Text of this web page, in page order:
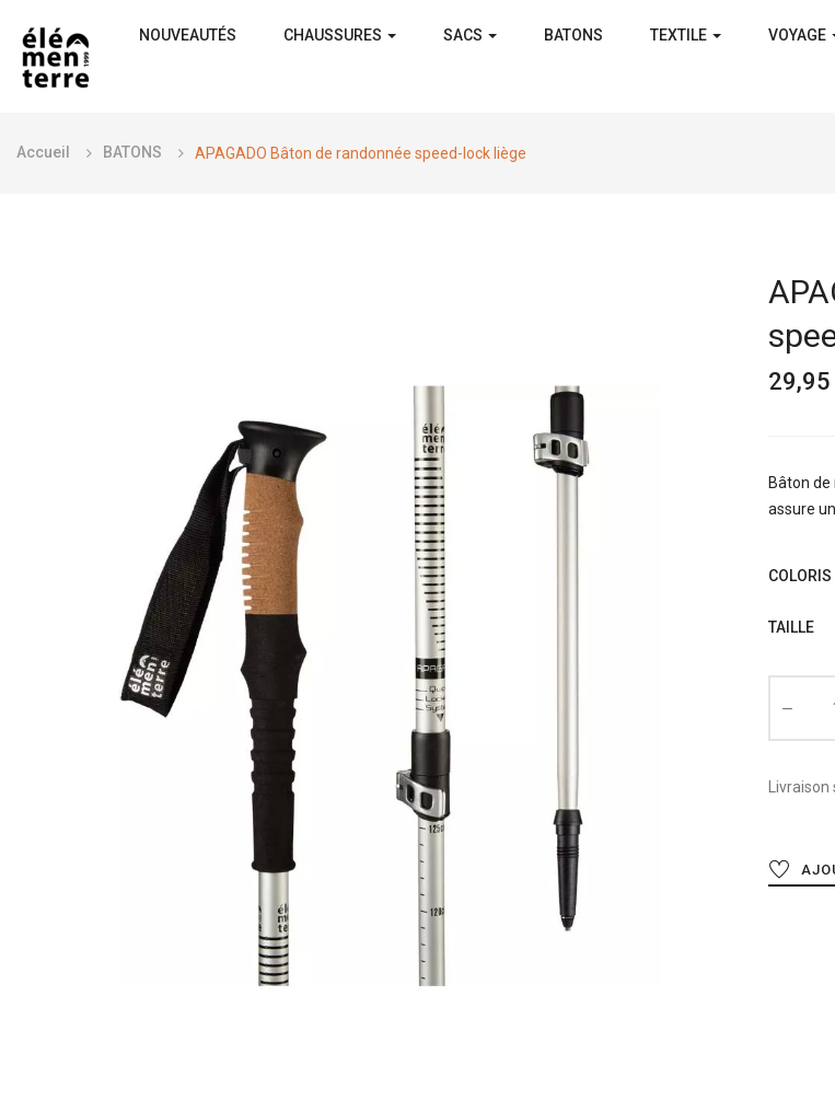
NOUVEAUTÉS CHAUSSURES SACS BATONS TEXTILE VOYAGE
Accueil BATONS APAGADO Bâton de randonnée speed-lock liège
29,95
Bâton
assure
COLORIS
TAILLE